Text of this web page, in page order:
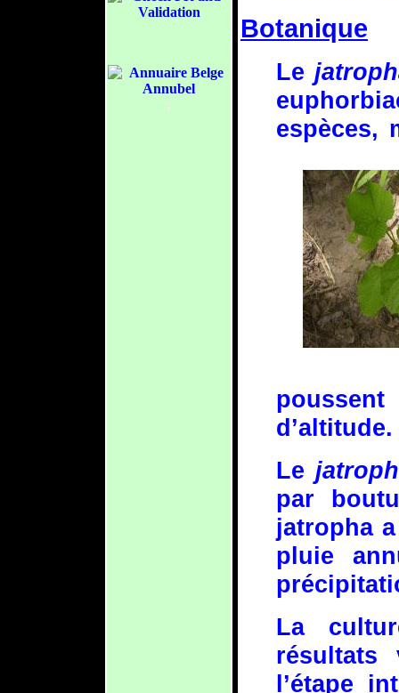
;
Botanique
Le
espèces,
d’altitude.
Le
par
jatropha
pluie
La
résultats
l’étape